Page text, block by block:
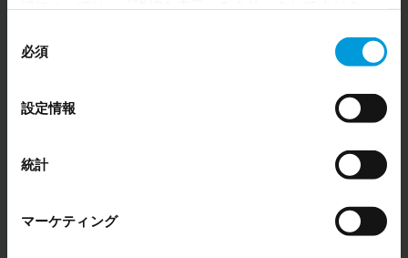
いつでも同意を撤回できます。
agreements and model clauses with our third-party
providers’ European entities, we shall inform you that the
that, from an EU perspective (please see latest status
), for US owned companies (such as Microsoft and
the US, as they may possibly be required to give data
必須
設定情報
統計
マーケティング
2022 - Milestone Systems Modern Slavery
Statement
2023 - Milestone Systems Modern Slavery